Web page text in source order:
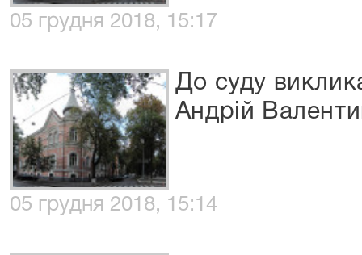
05 грудня 2018, 15:17
До суду
Андрій
05 грудня 2018, 15:14